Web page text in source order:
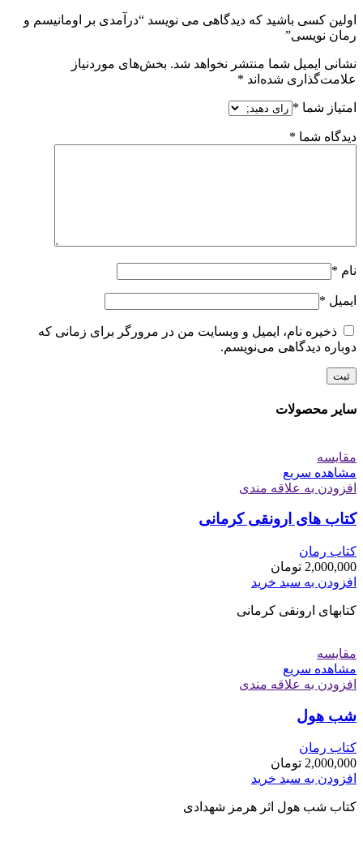
اولین کسی باشید که دیدگاهی می نویسد “درآمدی بر اومانیسم و
رمان نویسی”
نشانی ایمیل شما منتشر نخواهد شد. بخش‌های موردنیاز
علامت‌گذاری شده‌اند *
امتیاز شما *
دیدگاه شما *
نام *
ایمیل *
ذخیره نام، ایمیل و وبسایت من در مرورگر برای زمانی که
دوباره دیدگاهی می‌نویسم.
سایر محصولات
مقایسه
مشاهده سریع
افزودن به علاقه مندی
کتاب های ارونقی کرمانی
کتاب رمان
2,000,000 تومان
افزودن به سبد خرید
کتابهای ارونقی کرمانی
مقایسه
مشاهده سریع
افزودن به علاقه مندی
شب هول
کتاب رمان
2,000,000 تومان
افزودن به سبد خرید
کتاب شب هول اثر هرمز شهدادی